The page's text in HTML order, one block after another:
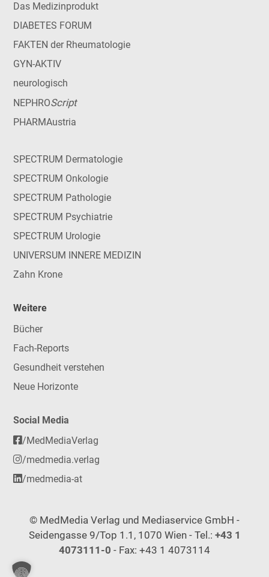
Das Medizinprodukt
DIABETES FORUM
FAKTEN der Rheumatologie
GYN-AKTIV
neurologisch
NEPHROScript
PHARMAustria
SPECTRUM Dermatologie
SPECTRUM Onkologie
SPECTRUM Pathologie
SPECTRUM Psychiatrie
SPECTRUM Urologie
UNIVERSUM INNERE MEDIZIN
Zahn Krone
Weitere
Bücher
Fach-Reports
Gesundheit verstehen
Neue Horizonte
Social Media
/MedMediaVerlag
/medmedia.verlag
/medmedia-at
© MedMedia Verlag und Mediaservice GmbH -
Seidengasse 9/Top 1.1, 1070 Wien - Tel.: +43 1
4073111-0 - Fax: +43 1 4073114